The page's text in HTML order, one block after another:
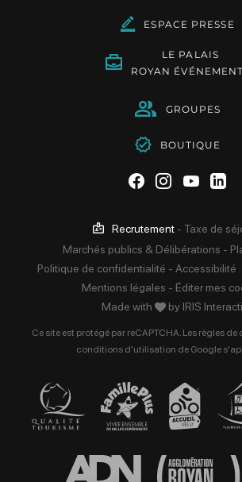
ESPACE PRESSE
LE PALAIS
ROYAN
GROUPES
BOUTIQUE
Suivez-Suivez-
Recrutement - Taxe de
Marchés publics & Délibérations -
Politique de confidentialité - Accessibilité
Mentions légales - Éditer mes
Made with
by IRIS
Ce site est protégé par reCAPTCHA. Les règles de
conditions d'utilisation de Google